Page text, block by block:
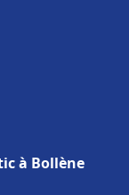
à Bollène